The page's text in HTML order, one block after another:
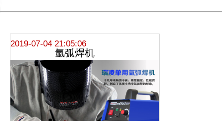
2019-07-04 21:05:06
氩弧焊机